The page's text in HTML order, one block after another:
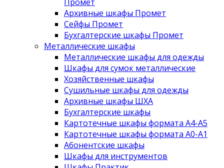
Архивные шкафы Промет
Сейфы Промет
Бухгалтерские шкафы Промет
Металлические шкафы
Металлические шкафы для одежды
Шкафы для сумок металлические
Хозяйственные шкафы
Сушильные шкафы для одежды
Архивные шкафы ШХА
Бухгалтерские шкафы
Картотечные шкафы формата А4-А5
Картотечные шкафы формата А0-А1
Абонентские шкафы
Шкафы для инструментов